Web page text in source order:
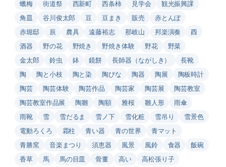
蠟梅
街道祭 西新町 西条柿 見学会
観光振興課
角皿
谷川俊太郎 豆 豆まき 販売
赤とんぼ
赤堀邸
辰 農具 遠藤裕志 那岐山 邦楽演奏
酉
酒器
野の花 野焼き 野焼き体験 野花
野菜
金太郎
鈴虫 鉢 鏡餅 長師器（ながしき）
長靴
陶
陶と小枝 陶と染 陶びな 陶器 陶展
陶板時計
陶芸
陶芸体験 陶芸作品 陶芸家 陶芸展
陶芸教室
陶芸教室作品展
陶雛 陶額 雅桜 雛人形
雨傘
雨靴
雪 雪だるま 雪ノ下 雪化粧 雪吊り
雪景色
電動ろくろ
霜柱 青い器 青の世界
青マット
青勝窯
音楽まつり 須恵器 風景 風鈴 食器
飯碗
香草
馬 馬の目皿 骨董 高い
高松張り子